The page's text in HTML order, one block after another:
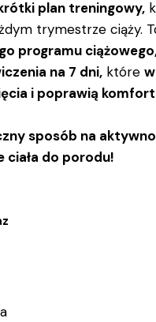
plan treningowy,
trymestrze ciąży.
programu
na 7 dni, które
i poprawią
sposób na
do porodu!